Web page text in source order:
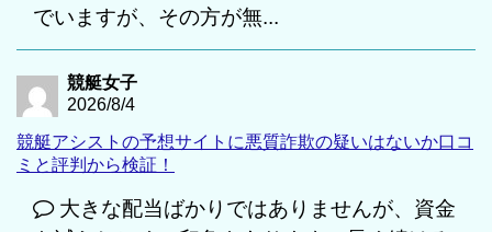
でいますが、その方が無...
競艇女子
2026/8/4
競艇アシストの予想サイトに悪質詐欺の疑いはないか口コ
ミと評判から検証！
大きな配当ばかりではありませんが、資金